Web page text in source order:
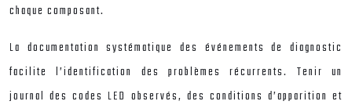
chaque composant.
La documentation systématique des événements de diagnostic
facilite l’identification des problèmes récurrents. Tenir un
journal des codes LED observés, des conditions d’apparition et